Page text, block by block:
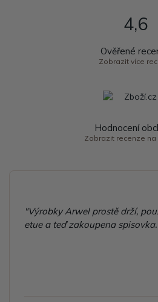
4,6
Ověřené
Zobrazit více
Hodnocení
Zobrazit recenze na
"Výrobky Arwel prostě drží,
etue a teď zakoupena